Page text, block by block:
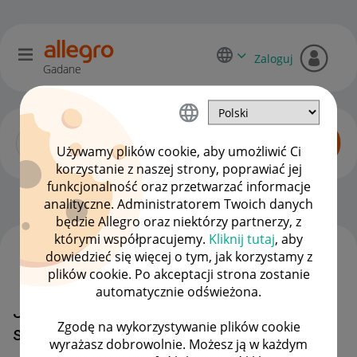
Używamy plików cookie, aby umożliwić Ci
korzystanie z naszej strony, poprawiać jej
funkcjonalność oraz przetwarzać informacje
analityczne. Administratorem Twoich danych
będzie Allegro oraz niektórzy partnerzy, z
którymi współpracujemy. Kliknij tutaj, aby
dowiedzieć się więcej o tym, jak korzystamy z
plików cookie. Po akceptacji strona zostanie
automatycznie odświeżona.
Zgodę na wykorzystywanie plików cookie
wyrażasz dobrowolnie. Możesz ją w każdym
Gadane
Zaloguj
Początkujący sprzedawcy OPCJE
Jak edytować ofertę wybierając
stary formularz wystawiania?
WSZYSTKIE TEMATY